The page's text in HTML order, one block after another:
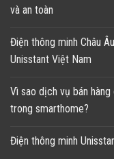
và an toàn
Điện thông minh Châu
Unisstant Việt Nam
Vì sao dịch vụ bán
trong smarthome?
Điện thông minh